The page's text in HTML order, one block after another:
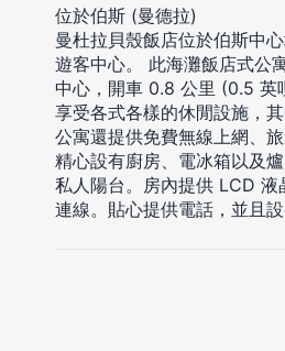
位於伯斯 (曼德拉)
曼杜拉貝殼飯店位於伯斯中
遊客中心。 此海灘飯店式公
中心，開車 0.8 公里 (0.5 英
享受各式各樣的休閒設施，
公寓還提供免費無線上網、
精心設有廚房、電冰箱以及
私人陽台。房內提供 LCD
連線。貼心提供電話，並且設